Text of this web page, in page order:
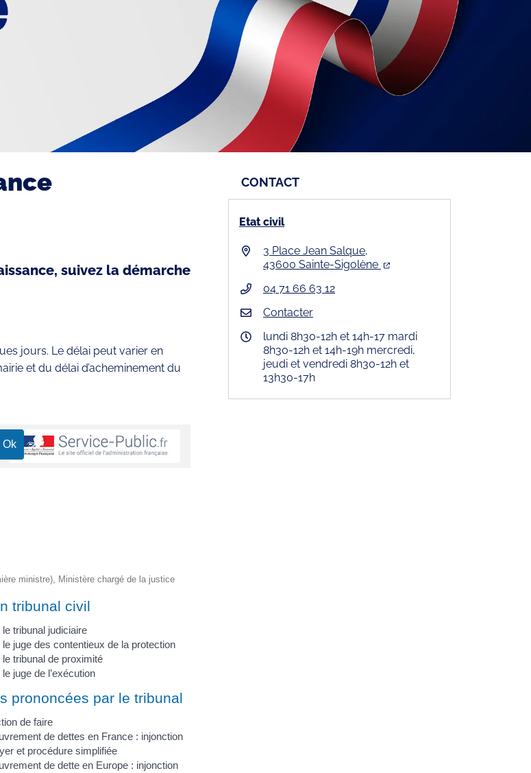
suivez la démarche
jours. Le délai peut varier en
et du délai d’acheminement du
ministre), Ministère chargé de la justice
tribunal civil
le tribunal judiciaire
le juge des contentieux de la protection
le tribunal de proximité
juge de l’exécution
prononcées par le tribunal
de faire
de dettes en France : injonction
et procédure simplifiée
de dette en Europe : injonction
CONTACT
Etat civil
3 Place Jean Salque,
43600 Sainte-Sigolène
04 71 66 63 12
Contacter
lundi 8h30-12h et 14h-17 mardi
8h30-12h et 14h-19h mercredi,
jeudi et vendredi 8h30-12h et
13h30-17h